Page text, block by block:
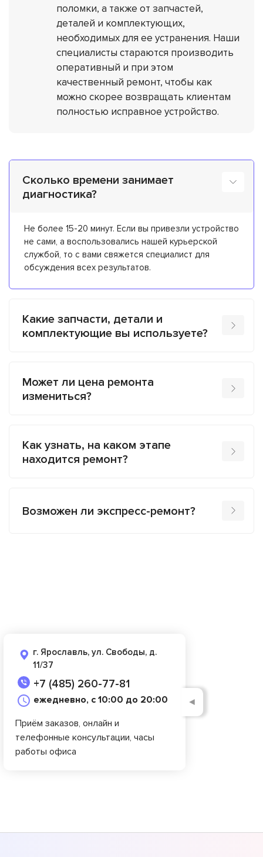
поломки, а также от запчастей,
деталей и комплектующих,
необходимых для ее устранения. Наши
специалисты стараются производить
оперативный и при этом
качественный ремонт, чтобы как
можно скорее возвращать клиентам
полностью исправное устройство.
Сколько времени занимает
диагностика?
Не более 15-20 минут. Если вы привезли устройство
не сами, а воспользовались нашей курьерской
службой, то с вами свяжется специалист для
обсуждения всех результатов.
Какие запчасти, детали и
комплектующие вы используете?
Может ли цена ремонта
измениться?
Как узнать, на каком этапе
находится ремонт?
Возможен ли экспресс-ремонт?
г. Ярославль, ул. Свободы, д.
11/37
+7 (485) 260-77-81
ежедневно, с 10:00 до 20:00
Приём заказов, онлайн и
телефонные консультации, часы
работы офиса
◄